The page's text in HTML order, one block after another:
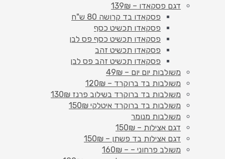
דגם פסקאדו – 139₪
פסקאדו בד קרושה 80 ש"ח
פסקאדו תכשיט כסף
פסקאדו תכשיט כסף פס לבן
פסקאדו תכשיט זהב
פסקאדו תכשיט זהב פס לבן
משולבות יום יום – 49₪
משולבות בד ברוקרד – 120₪
משולבות בד ברוקרד בשילוב פרנז 130₪
משולבות בד ברוקרד איטלקי 150₪
משולבות מנומר
דגם אצילות – 150₪
דגם אצילות בד פשתן – 150₪
משולב פרחוני – – 160₪